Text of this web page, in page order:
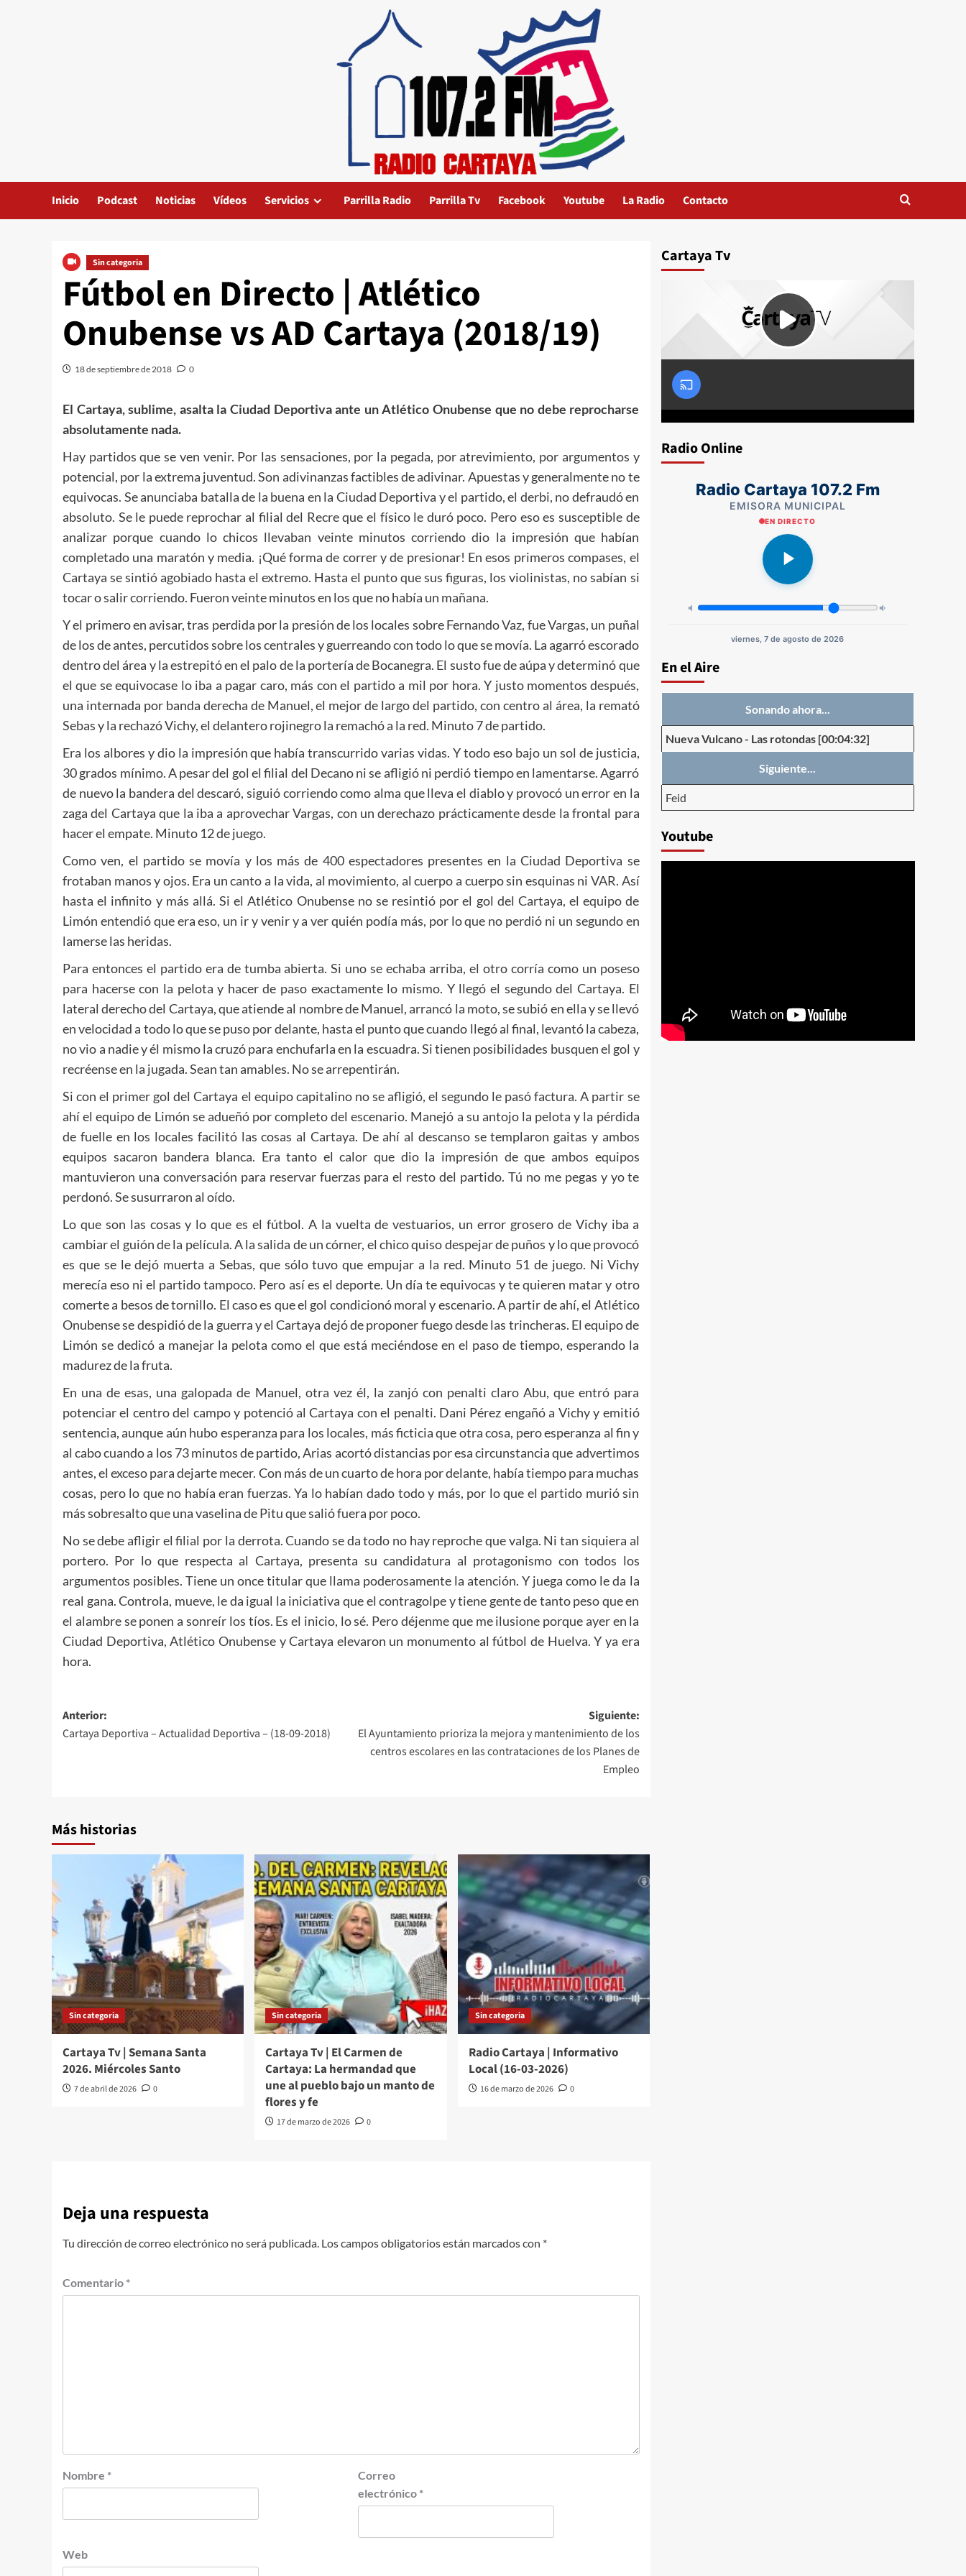
Inicio Podcast Noticias Vídeos Servicios Parrilla Radio Parrilla Tv Facebook Youtube La Radio Contacto
Sin categoria
Fútbol en Directo | Atlético
Onubense vs AD Cartaya (2018/19)
18 de septiembre de 2018 0
El Cartaya, sublime, asalta la Ciudad Deportiva ante un Atlético Onubense que no debe reprocharse
absolutamente nada.
Hay partidos que se ven venir. Por las sensaciones, por la pegada, por atrevimiento, por argumentos y
potencial, por la extrema juventud. Son adivinanzas factibles de adivinar. Apuestas y generalmente no te
equivocas. Se anunciaba batalla de la buena en la Ciudad Deportiva y el partido, el derbi, no defraudó en
absoluto. Se le puede reprochar al filial del Recre que el físico le duró poco. Pero eso es susceptible de
analizar porque cuando lo chicos llevaban veinte minutos corriendo dio la impresión que habían
completado una maratón y media. ¡Qué forma de correr y de presionar! En esos primeros compases, el
Cartaya se sintió agobiado hasta el extremo. Hasta el punto que sus figuras, los violinistas, no sabían si
tocar o salir corriendo. Fueron veinte minutos en los que no había un mañana.
Y el primero en avisar, tras perdida por la presión de los locales sobre Fernando Vaz, fue Vargas, un puñal
de los de antes, percutidos sobre los centrales y guerreando con todo lo que se movía. La agarró escorado
dentro del área y la estrepitó en el palo de la portería de Bocanegra. El susto fue de aúpa y determinó que
el que se equivocase lo iba a pagar caro, más con el partido a mil por hora. Y justo momentos después,
una internada por banda derecha de Manuel, el mejor de largo del partido, con centro al área, la remató
Sebas y la rechazó Vichy, el delantero rojinegro la remachó a la red. Minuto 7 de partido.
Era los albores y dio la impresión que había transcurrido varias vidas. Y todo eso bajo un sol de justicia,
30 grados mínimo. A pesar del gol el filial del Decano ni se afligió ni perdió tiempo en lamentarse. Agarró
de nuevo la bandera del descaró, siguió corriendo como alma que lleva el diablo y provocó un error en la
zaga del Cartaya que la iba a aprovechar Vargas, con un derechazo prácticamente desde la frontal para
hacer el empate. Minuto 12 de juego.
Como ven, el partido se movía y los más de 400 espectadores presentes en la Ciudad Deportiva se
frotaban manos y ojos. Era un canto a la vida, al movimiento, al cuerpo a cuerpo sin esquinas ni VAR. Así
hasta el infinito y más allá. Si el Atlético Onubense no se resintió por el gol del Cartaya, el equipo de
Limón entendió que era eso, un ir y venir y a ver quién podía más, por lo que no perdió ni un segundo en
lamerse las heridas.
Para entonces el partido era de tumba abierta. Si uno se echaba arriba, el otro corría como un poseso
para hacerse con la pelota y hacer de paso exactamente lo mismo. Y llegó el segundo del Cartaya. El
lateral derecho del Cartaya, que atiende al nombre de Manuel, arrancó la moto, se subió en ella y se llevó
en velocidad a todo lo que se puso por delante, hasta el punto que cuando llegó al final, levantó la cabeza,
no vio a nadie y él mismo la cruzó para enchufarla en la escuadra. Si tienen posibilidades busquen el gol y
recréense en la jugada. Sean tan amables. No se arrepentirán.
Si con el primer gol del Cartaya el equipo capitalino no se afligió, el segundo le pasó factura. A partir se
ahí el equipo de Limón se adueñó por completo del escenario. Manejó a su antojo la pelota y la pérdida
de fuelle en los locales facilitó las cosas al Cartaya. De ahí al descanso se templaron gaitas y ambos
equipos sacaron bandera blanca. Era tanto el calor que dio la impresión de que ambos equipos
mantuvieron una conversación para reservar fuerzas para el resto del partido. Tú no me pegas y yo te
perdonó. Se susurraron al oído.
Lo que son las cosas y lo que es el fútbol. A la vuelta de vestuarios, un error grosero de Vichy iba a
cambiar el guión de la película. A la salida de un córner, el chico quiso despejar de puños y lo que provocó
es que se le dejó muerta a Sebas, que sólo tuvo que empujar a la red. Minuto 51 de juego. Ni Vichy
merecía eso ni el partido tampoco. Pero así es el deporte. Un día te equivocas y te quieren matar y otro
comerte a besos de tornillo. El caso es que el gol condicionó moral y escenario. A partir de ahí, el Atlético
Onubense se despidió de la guerra y el Cartaya dejó de proponer fuego desde las trincheras. El equipo de
Limón se dedicó a manejar la pelota como el que está meciéndose en el paso de tiempo, esperando la
madurez de la fruta.
En una de esas, una galopada de Manuel, otra vez él, la zanjó con penalti claro Abu, que entró para
potenciar el centro del campo y potenció al Cartaya con el penalti. Dani Pérez engañó a Vichy y emitió
sentencia, aunque aún hubo esperanza para los locales, más ficticia que otra cosa, pero esperanza al fin y
al cabo cuando a los 73 minutos de partido, Arias acortó distancias por esa circunstancia que advertimos
antes, el exceso para dejarte mecer. Con más de un cuarto de hora por delante, había tiempo para muchas
cosas, pero lo que no había eran fuerzas. Ya lo habían dado todo y más, por lo que el partido murió sin
más sobresalto que una vaselina de Pitu que salió fuera por poco.
No se debe afligir el filial por la derrota. Cuando se da todo no hay reproche que valga. Ni tan siquiera al
portero. Por lo que respecta al Cartaya, presenta su candidatura al protagonismo con todos los
argumentos posibles. Tiene un once titular que llama poderosamente la atención. Y juega como le da la
real gana. Controla, mueve, le da igual la iniciativa que el contragolpe y tiene gente de tanto peso que en
el alambre se ponen a sonreír los tíos. Es el inicio, lo sé. Pero déjenme que me ilusione porque ayer en la
Ciudad Deportiva, Atlético Onubense y Cartaya elevaron un monumento al fútbol de Huelva. Y ya era
hora.
Anterior:
Cartaya Deportiva – Actualidad Deportiva – (18-09-2018)
Siguiente:
El Ayuntamiento prioriza la mejora y mantenimiento de los
centros escolares en las contrataciones de los Planes de
Empleo
Más historias
Sin categoria
Cartaya Tv | Semana Santa
2026. Miércoles Santo
7 de abril de 2026 0
Sin categoria
Cartaya Tv | El Carmen de
Cartaya: La hermandad que
une al pueblo bajo un manto de
flores y fe
17 de marzo de 2026 0
Sin categoria
Radio Cartaya | Informativo
Local (16-03-2026)
16 de marzo de 2026 0
Deja una respuesta
Tu dirección de correo electrónico no será publicada. Los campos obligatorios están marcados con *
Comentario *
Nombre *
Correo
electrónico *
Web
Cartaya Tv
Radio Online
Radio Cartaya 107.2 Fm
EMISORA MUNICIPAL
EN DIRECTO
viernes, 7 de agosto de 2026
En el Aire
Sonando ahora...
Nueva Vulcano- Las rotondas [00:04:32]
Siguiente...
Feid
Youtube